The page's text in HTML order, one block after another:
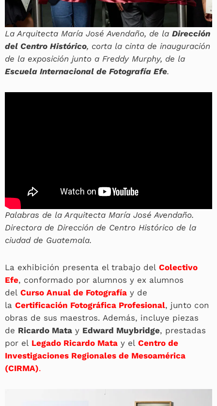
La Arquitecta María José Avendaño, de la Dirección
del Centro Histórico, corta la cinta de inauguración
de la exposición junto a Freddy Murphy, de la
Escuela Internacional de Fotografía Efe.
Palabras de la Arquitecta María José Avendaño.
Directora de Dirección de Centro Histórico de la
ciudad de Guatemala.
La exhibición presenta el trabajo del Colectivo
Efe, conformado por alumnos y ex alumnos
del Curso Anual de Fotografía y de
la Certificación Fotográfica Profesional, junto con
obras de sus maestros. Además, incluye piezas
de Ricardo Mata y Edward Muybridge, prestadas
por el Legado Ricardo Mata y el Centro de
Investigaciones Regionales de Mesoamérica
(CIRMA).